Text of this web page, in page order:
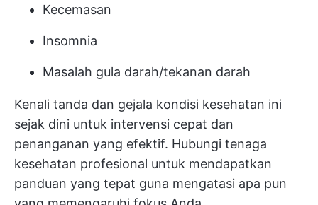
Kecemasan
Insomnia
Masalah gula darah/tekanan darah
Kenali tanda dan gejala kondisi kesehatan ini
sejak dini untuk intervensi cepat dan
penanganan yang efektif. Hubungi tenaga
kesehatan profesional untuk mendapatkan
panduan yang tepat guna mengatasi apa pun